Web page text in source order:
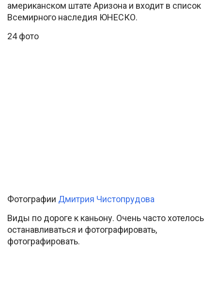
американском штате Аризона и входит в список
Всемирного наследия ЮНЕСКО.
24 фото
Фотографии Дмитрия Чистопрудова
Виды по дороге к каньону. Очень часто хотелось
останавливаться и фотографировать,
фотографировать.